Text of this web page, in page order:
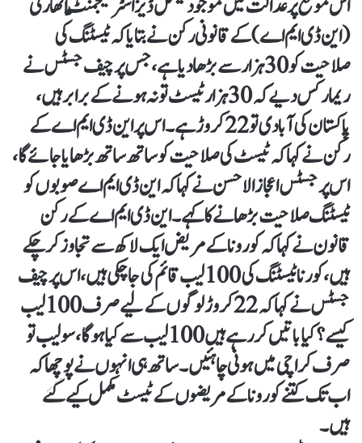
(این ڈی ایم اے) کے قانونی رکن نے بتایا کہ ٹیسٹنگ کی
صلاحیت کو 30 ہزار سے بڑھا دیا ہے، جس پر چیف جسٹس نے
ریمارکس دیے کہ 30 ہزار ٹیسٹ تو نہ ہونے کے برابر ہیں،
پاکستان کی آبادی تو 22 کروڑ ہے۔اس پر این ڈی ایم اے کے
رکن نے کہا کہ ٹیسٹ کی صلاحیت کو ساتھ ساتھ بڑھایا جائے گا،
اس پر جسٹس اعجاز الاحسن نے کہا کہ این ڈی ایم اے صوبوں کو
ٹیسٹنگ صلاحیت بڑھانے کا کہے۔این ڈی ایم اے کے رکن
قانون نے کہا کہ کورونا کے مریض ایک لاکھ سے تجاوز کر چکے
ہیں، کورنا ٹیسٹنگ کی 100 لیب قائم کی جا چکی ہیں، اس پر چیف
جسٹس نے کہا کہ 22 کروڑ لوگوں کے لیے صرف 100 لیب
کیسے؟ کیا باتیں کر رہے ہیں 100 لیب سے کیا ہوگا، سو لیب تو
صرف کراچی میں ہونی چاہئیں۔ساتھ ہی انہوں نے پوچھا کہ
اب تک کتنے کورونا کے مریضوں کے ٹیسٹ مکمل کیے گئے
ہیں۔